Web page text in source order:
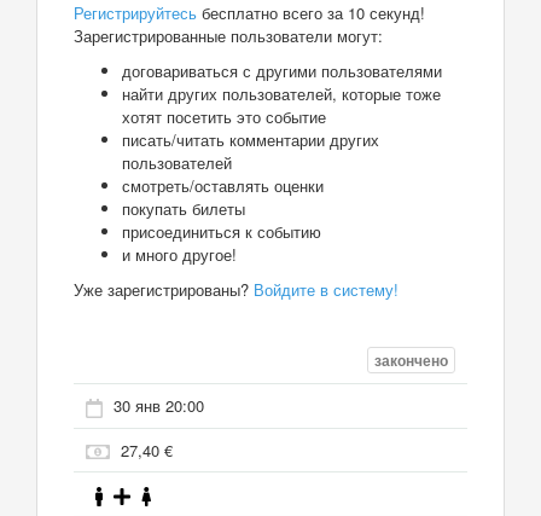
Регистрируйтесь бесплатно всего за 10 секунд!
Зарегистрированные пользователи могут:
договариваться с другими пользователями
найти других пользователей, которые тоже
хотят посетить это событие
писать/читать комментарии других
пользователей
смотреть/оставлять оценки
покупать билеты
присоединиться к событию
и много другое!
Уже зарегистрированы? Войдите в систему!
закончено
30 янв 20:00
27,40 €